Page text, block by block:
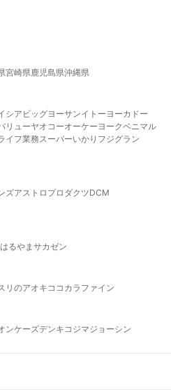
宮崎県鹿児島県沖縄県
シア ビッグヨーサンイトーヨーカドー
リューヤオコーオーケー ヨークベニマル
イフ業務スーパーいかり フジグラン
ズアストロプロダクツDCM
はるやま サカゼン
リのアオキ ココカラファイン
ンケーズデンキ コジマジョーシン